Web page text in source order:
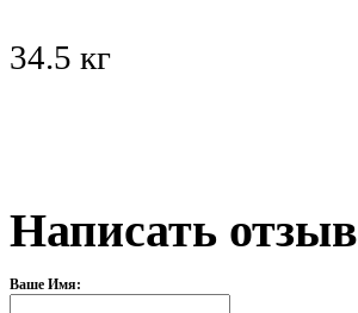
34.5 кг
Написать отзыв
Ваше Имя: